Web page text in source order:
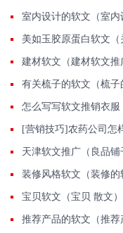
室内设计的软文（室内
建材软文（建材软文推
有关梳子的软文（梳子
怎么写写软文推销衣服
天津软文推广（良品铺
装修风格软文（装修的
宝贝软文（宝贝 散文）
推荐产品的软文（推荐